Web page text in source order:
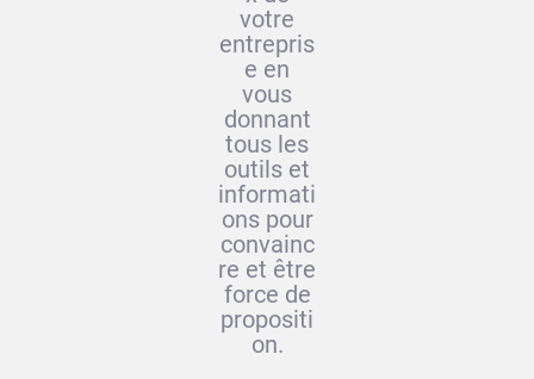
votre
entrepris
e en
vous
donnant
tous les
outils et
informati
ons pour
convainc
re et être
force de
propositi
on.